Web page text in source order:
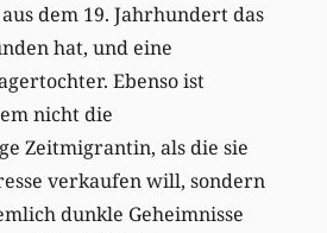
dem 19. Jahrhundert das
hat, und eine
Ebenso ist
nicht die
Zeitmigrantin, als die sie
verkaufen will, sondern
dunkle Geheimnisse